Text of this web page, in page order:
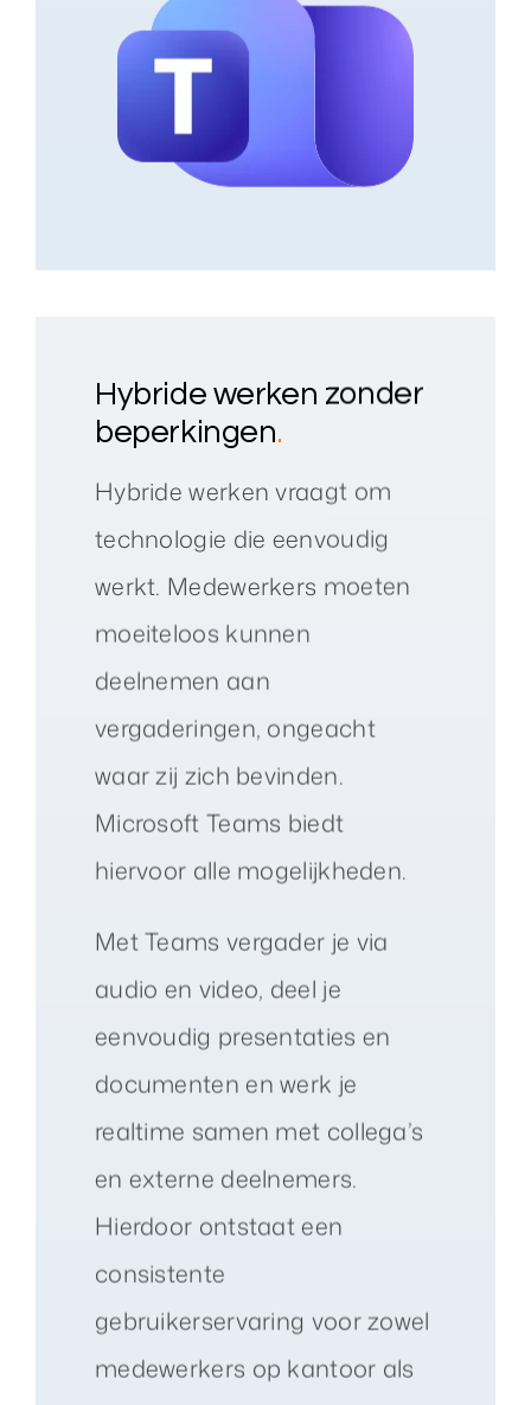
Hybride werken zonder
beperkingen.
Hybride werken vraagt om
technologie die eenvoudig
werkt. Medewerkers moeten
moeiteloos kunnen
deelnemen aan
vergaderingen, ongeacht
waar zij zich bevinden.
Microsoft Teams biedt
hiervoor alle mogelijkheden.
Met Teams vergader je via
audio en video, deel je
eenvoudig presentaties en
documenten en werk je
realtime samen met collega’s
en externe deelnemers.
Hierdoor ontstaat een
consistente
gebruikerservaring voor zowel
medewerkers op kantoor als